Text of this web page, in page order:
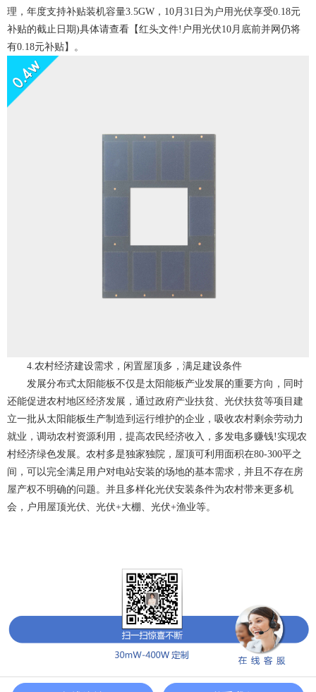
理，年度支持补贴装机容量3.5GW，10月31日为户用光伏享受0.18元
补贴的截止日期)具体请查看【红头文件!户用光伏10月底前并网仍将
有0.18元补贴】。
4.农村经济建设需求，闲置屋顶多，满足建设条件
发展分布式太阳能板不仅是太阳能板产业发展的重要方向，同时
还能促进农村地区经济发展，通过政府产业扶贫、光伏扶贫等项目建
立一批从太阳能板生产制造到运行维护的企业，吸收农村剩余劳动力
就业，调动农村资源利用，提高农民经济收入，多发电多赚钱!实现农
村经济绿色发展。农村多是独家独院，屋顶可利用面积在80-300平之
间，可以完全满足用户对电站安装的场地的基本需求，并且不存在房
屋产权不明确的问题。并且多样化光伏安装条件为农村带来更多机
会，户用屋顶光伏、光伏+大棚、光伏+渔业等。